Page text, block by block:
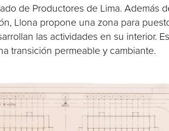
de Productores de Lima. Además
Llona propone una zona para
las actividades en su interior.
transición permeable y cambiante.